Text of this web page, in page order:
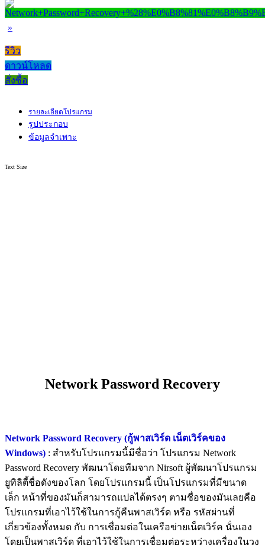
»
รีวิว
ดาวน์โหลด
สั่งซื้อ
รายละเอียดโปรแกรม
รูปประกอบ
ข้อมูลจำเพาะ
Text Size
Network Password Recovery
Network Password Recovery (กู้พาสเวิร์ด เน็ตเวิร์คของ
Windows) : สำหรับโปรแกรมนี้มีชื่อว่า โปรแกรม Network
Password Recovery พัฒนาโดยทีมจาก Nirsoft ผู้พัฒนาโปรแกรม
ยูทิลิตี้ชื่อดังของโลก โดยโปรแกรมนี้ เป็นโปรแกรมที่มีขนาด
เล็ก หน้าที่ของมันก็สามารถแปลได้ตรงๆ ตามชื่อของมันเลยคือ
โปรแกรมที่เอาไว้ใช้ในการกู้คืนพาสเวิร์ด หรือ รหัสผ่านที่
เกี่ยวข้องทั้งหมด กับ การเชื่อมต่อในเครือข่ายเน็ตเวิร์ค นั่นเอง
โดยเป็นพาสเวิร์ด ที่เอาไว้ใช้ในการเชื่อมต่อระหว่างเครื่องในวง